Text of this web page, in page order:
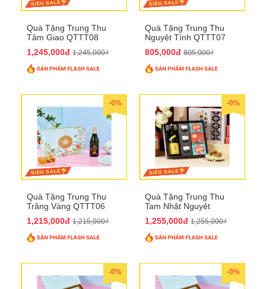
Quà Tặng Trung Thu
Tâm Giao QTTT08
1,245,000đ 1,245,000₫
Quà Tặng Trung Thu
Nguyệt Tình QTTT07
805,000đ 805,000₫
-0%
Quà Tặng Trung Thu
Trăng Vàng QTTT06
1,215,000đ 1,215,000₫
-0%
Quà Tặng Trung Thu
Tam Nhật Nguyệt
1,255,000đ 1,255,000₫
-0% -0%